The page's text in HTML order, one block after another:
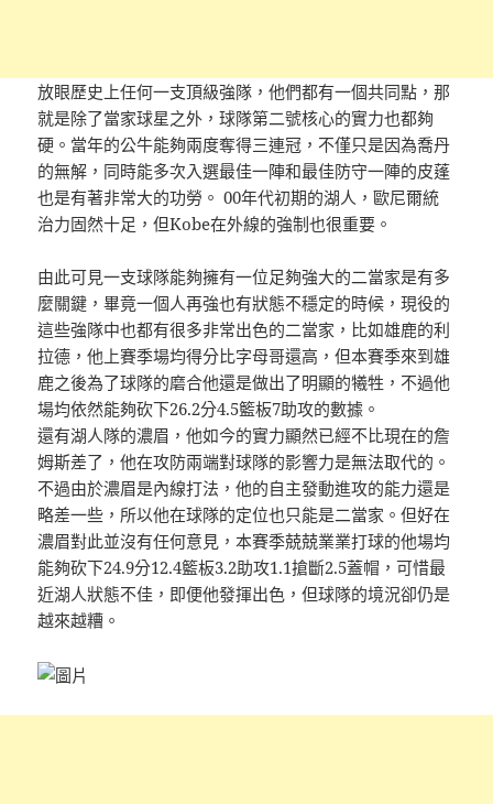
放眼歷史上任何一支頂級強隊，他們都有一個共同點，那
就是除了當家球星之外，球隊第二號核心的實力也都夠
硬。當年的公牛能夠兩度奪得三連冠，不僅只是因為喬丹
的無解，同時能多次入選最佳一陣和最佳防守一陣的皮蓬
也是有著非常大的功勞。 00年代初期的湖人，歐尼爾統
治力固然十足，但Kobe在外線的強制也很重要。
由此可見一支球隊能夠擁有一位足夠強大的二當家是有多
麼關鍵，畢竟一個人再強也有狀態不穩定的時候，現役的
這些強隊中也都有很多非常出色的二當家，比如雄鹿的利
拉德，他上賽季場均得分比字母哥還高，但本賽季來到雄
鹿之後為了球隊的磨合他還是做出了明顯的犧牲，不過他
場均依然能夠砍下26.2分4.5籃板7助攻的數據。
還有湖人隊的濃眉，他如今的實力顯然已經不比現在的詹
姆斯差了，他在攻防兩端對球隊的影響力是無法取代的。
不過由於濃眉是內線打法，他的自主發動進攻的能力還是
略差一些，所以他在球隊的定位也只能是二當家。但好在
濃眉對此並沒有任何意見，本賽季兢兢業業打球的他場均
能夠砍下24.9分12.4籃板3.2助攻1.1搶斷2.5蓋帽，可惜最
近湖人狀態不佳，即便他發揮出色，但球隊的境況卻仍是
越來越糟。